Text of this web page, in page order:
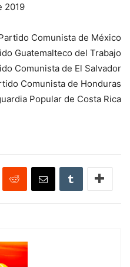
2019
Comunista de México
Guatemalteco del Trabajo
Comunista de El Salvador
Comunista de Honduras
Popular de Costa Rica